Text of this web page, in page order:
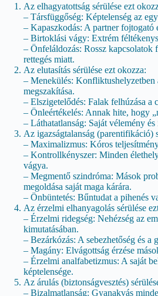
Az elhagyatottság sérülése ezt
– Társfüggőség: Képtelenség az
– Kapaszkodás: A partner fojtogató
– Birtoklási vágy: Extrém
– Önfeláldozás: Rossz kapcsolatok
rettegés miatt.
Az elutasítás sérülése ezt okozza:
– Menekülés: Konfliktushelyzetben
megszakítása.
– Elszigetelődés: Falak felhúzása a
– Önleértékelés: Annak hite, hogy
– Láthatatlanság: Saját vélemény
Az igazságtalanság (parentifikáció)
– Maximalizmus: Kóros
– Kontrollkényszer: Minden
vágya.
– Megmentő szindróma: Mások
megoldása saját maga kárára.
– Önbüntetés: Bűntudat a pihenés
Az érzelmi elhanyagolás sérülése
– Érzelmi ridegség: Nehézség az
kimutatásában.
– Bezárkózás: A sebezhetőség és a
– Magány: Elvágottság érzése
– Érzelmi analfabetizmus: A saját
képtelensége.
Az árulás (biztonságvesztés)
– Bizalmatlanság: Gyanakvás